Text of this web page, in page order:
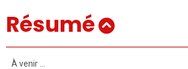
Résumé
À venir …